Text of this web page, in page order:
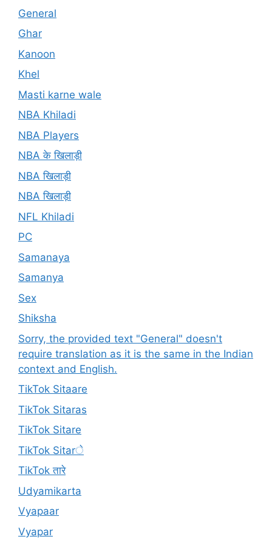
General
Ghar
Kanoon
Khel
Masti karne wale
NBA Khiladi
NBA Players
NBA के खिलाड़ी
NBA खिलाड़ी
NBA खिलाड़ी
NFL Khiladi
PC
Samanaya
Samanya
Sex
Shiksha
Sorry, the provided text "General" doesn't
require translation as it is the same in the Indian
context and English.
TikTok Sitaare
TikTok Sitaras
TikTok Sitare
TikTok Sitarे
TikTok तारे
Udyamikarta
Vyapaar
Vyapar